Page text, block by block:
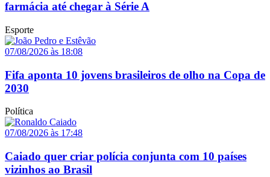
farmácia até chegar à Série A
Esporte
07/08/2026 às 18:08
Fifa aponta 10 jovens brasileiros de olho na Copa de
2030
Política
07/08/2026 às 17:48
Caiado quer criar polícia conjunta com 10 países
vizinhos ao Brasil